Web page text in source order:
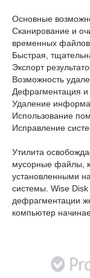
Основные
Сканирование и
временных файлов
Быстрая,
Экспорт
Возможность
Дефрагментация и
Удаление
Использование
Исправление
Утилита
мусорные файлы,
установленными
системы. Wise
дефрагментации
компьютер